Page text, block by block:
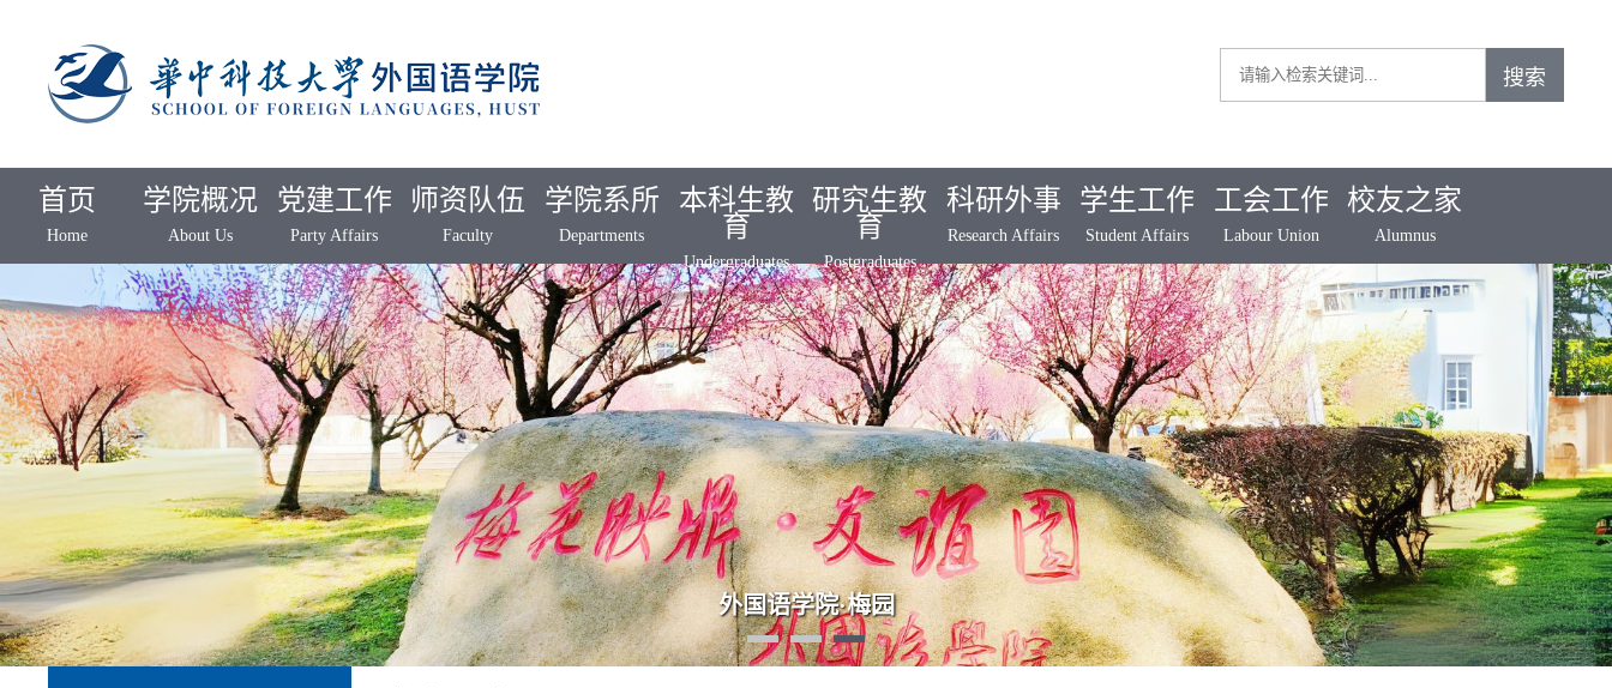
首页
Home
学院概况
About Us
党建工作
Party Affairs
师资队伍
Faculty
学院系所
Departments
本科生教
育
Undergraduates
研究生教
育
Postgraduates
科研外事
Research Affairs
学生工作
Student Affairs
工会工作
Labour Union
校友之家
Alumnus
外国语学院·梅园